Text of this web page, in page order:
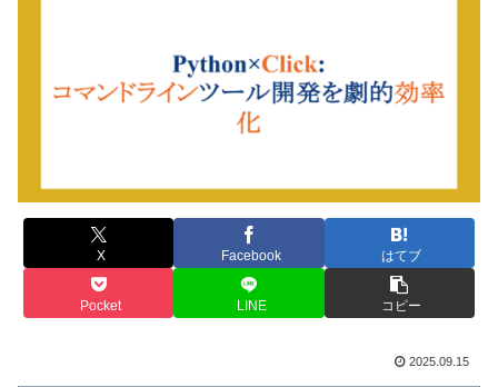
X Facebook はてブ
Pocket LINE コピー
2025.09.15